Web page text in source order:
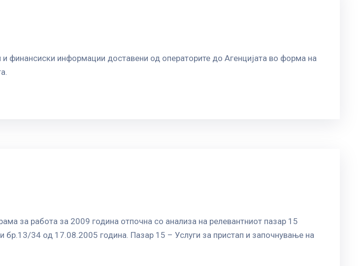
финансиски информации доставени од операторите до Агенцијата во форма на
за работа за 2009 година отпочна со анализа на релевантниот пазар 15
бр.13/34 од 17.08.2005 година. Пазар 15 – Услуги за пристап и започнување на